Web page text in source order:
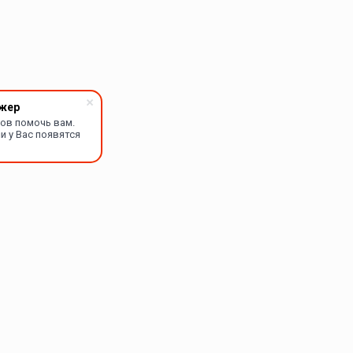
помочь вам.
у Вас появятся